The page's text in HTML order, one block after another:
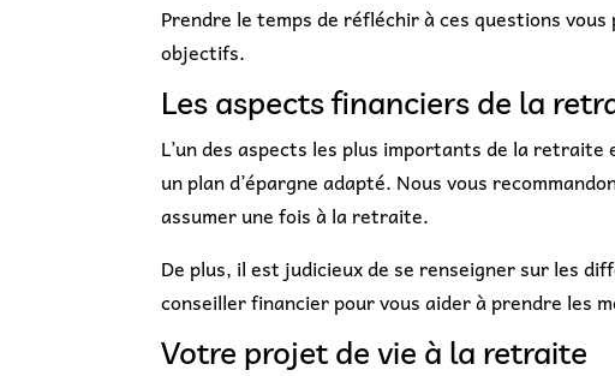
Prendre le temps de réfléchir à ces questions
objectifs.
Les aspects financiers de la
L’un des aspects les plus importants de la
un plan d’épargne adapté. Nous vous
assumer une fois à la retraite.
De plus, il est judicieux de se renseigner sur les
conseiller financier pour vous aider à prendre les
Votre projet de vie à la retraite